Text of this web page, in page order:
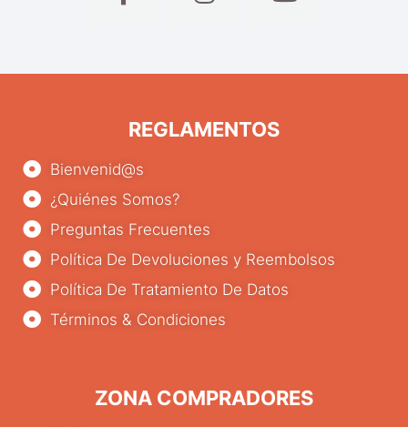
REGLAMENTOS
Bienvenid@s
¿Quiénes Somos?
Preguntas Frecuentes
Política De Devoluciones y Reembolsos
Política De Tratamiento De Datos
Términos & Condiciones
ZONA COMPRADORES